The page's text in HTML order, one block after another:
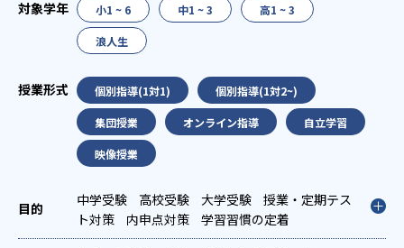
小1 ~ 6 中1 ~ 3 高1 ~ 3
浪人生
個別指導(1対1) 個別指導(1対2~)
集団授業 オンライン指導 自立学習
映像授業
中学受験 高校受験 大学受験
授業・定期テス
ト対策
内申点対策 学習習慣の定着